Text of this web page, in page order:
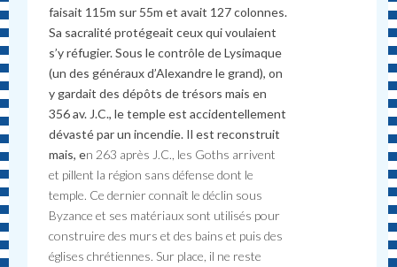
faisait 115m sur 55m et avait 127 colonnes.
Sa sacralité protégeait ceux qui voulaient
s’y réfugier. Sous le contrôle de Lysimaque
(un des généraux d’Alexandre le grand), on
y gardait des dépôts de trésors mais en
356 av. J.C., le temple est accidentellement
dévasté par un incendie. Il est reconstruit
mais, en 263 après J.C., les Goths arrivent
et pillent la région sans défense dont le
temple. Ce dernier connaît le déclin sous
Byzance et ses matériaux sont utilisés pour
construire des murs et des bains et puis des
églises chrétiennes. Sur place, il ne reste